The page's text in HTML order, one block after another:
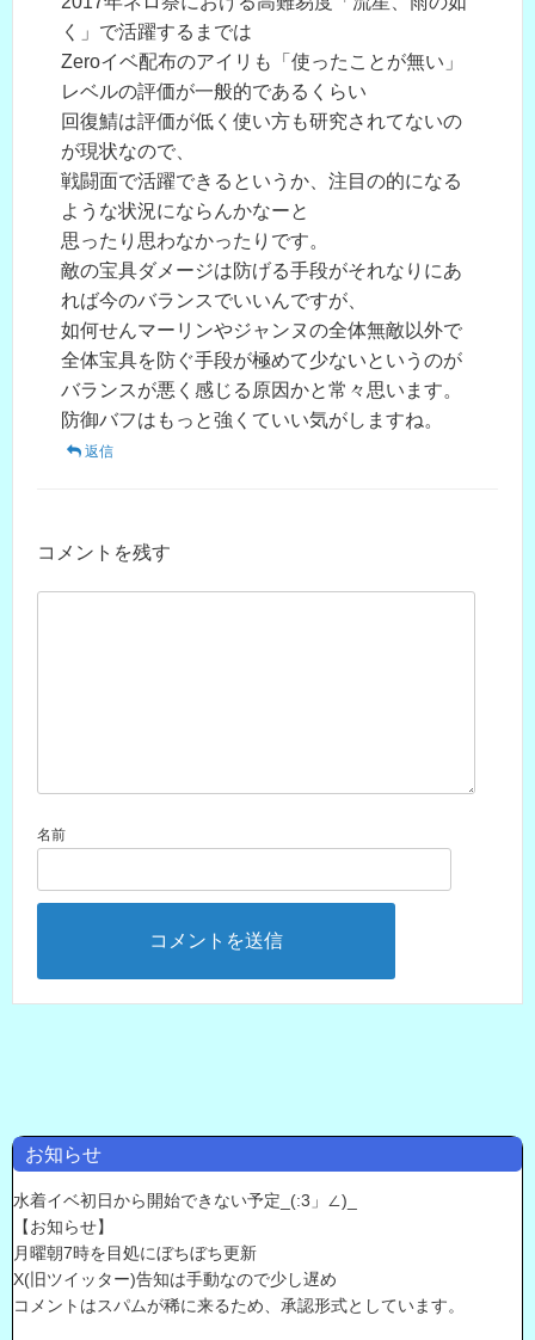
く」で活躍するまでは
Zeroイベ配布のアイリも「使ったことが無い」
レベルの評価が一般的であるくらい
回復鯖は評価が低く使い方も研究されてないの
が現状なので、
戦闘面で活躍できるというか、注目の的になる
ような状況にならんかなーと
思ったり思わなかったりです。
敵の宝具ダメージは防げる手段がそれなりにあ
れば今のバランスでいいんですが、
如何せんマーリンやジャンヌの全体無敵以外で
全体宝具を防ぐ手段が極めて少ないというのが
バランスが悪く感じる原因かと常々思います。
防御バフはもっと強くていい気がしますね。
返信
コメントを残す
名前
お知らせ
水着イベ初日から開始できない予定_(:3」∠)_
【お知らせ】
月曜朝7時を目処にぼちぼち更新
X(旧ツイッター)告知は手動なので少し遅め
コメントはスパムが稀に来るため、承認形式としています。